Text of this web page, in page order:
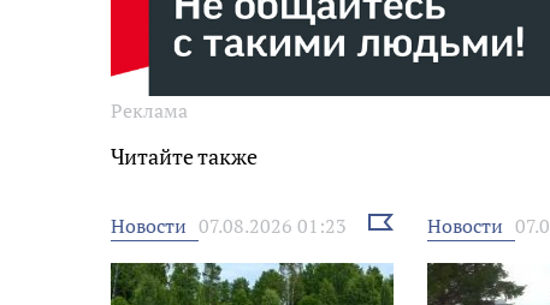
Реклама
Читайте также
Новости 07.08.2026 01:23
Выбрать
новость
Новости